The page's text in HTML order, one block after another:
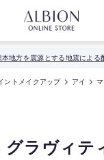
本地方を震源とする地震による
ントメイクアップ アイ
ラヴィテ